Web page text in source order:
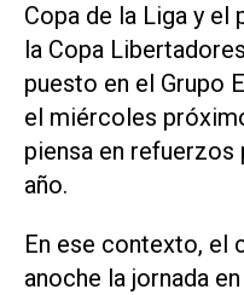
Copa de la Liga y el
la Copa
puesto en el Grupo
el miércoles
piensa en refuerzos
año.
En ese contexto, el
anoche la jornada